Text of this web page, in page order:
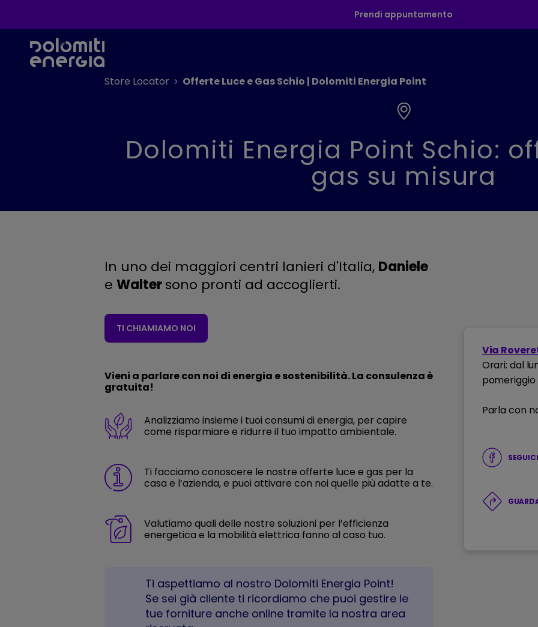
Prendi appuntamento
Store Locator Offerte Luce e Gas Schio | Dolomiti Energia Point
Dolomiti Energia Point Schio:
gas su misura
In uno dei maggiori centri lanieri d'Italia, Daniele
e Waltersono pronti ad accoglierti.
TI CHIAMIAMO NOI
Vieni a parlare con noi di energia e sostenibilità. La consulenza è
gratuita!
Analizziamo insieme i tuoi consumi di energia, per capire
come risparmiare e ridurre il tuo impatto ambientale.
Ti facciamo conoscere le nostre offerte luce e gas per la
casa e l’azienda, e puoi attivare con noi quelle più adatte a te.
Valutiamo quali delle nostre soluzioni per l’efficienza
energetica e la mobilità elettrica fanno al caso tuo.
Ti aspettiamo al nostro Dolomiti Energia Point!
Se sei già cliente ti ricordiamo che puoi gestire le
tue forniture anche online tramite la nostra area
Via
Orari: dal
Parla con